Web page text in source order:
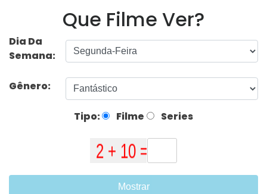
Que Filme Ver?
Dia Da
Semana:
Gênero:
Tipo: Filme Series
Mostrar